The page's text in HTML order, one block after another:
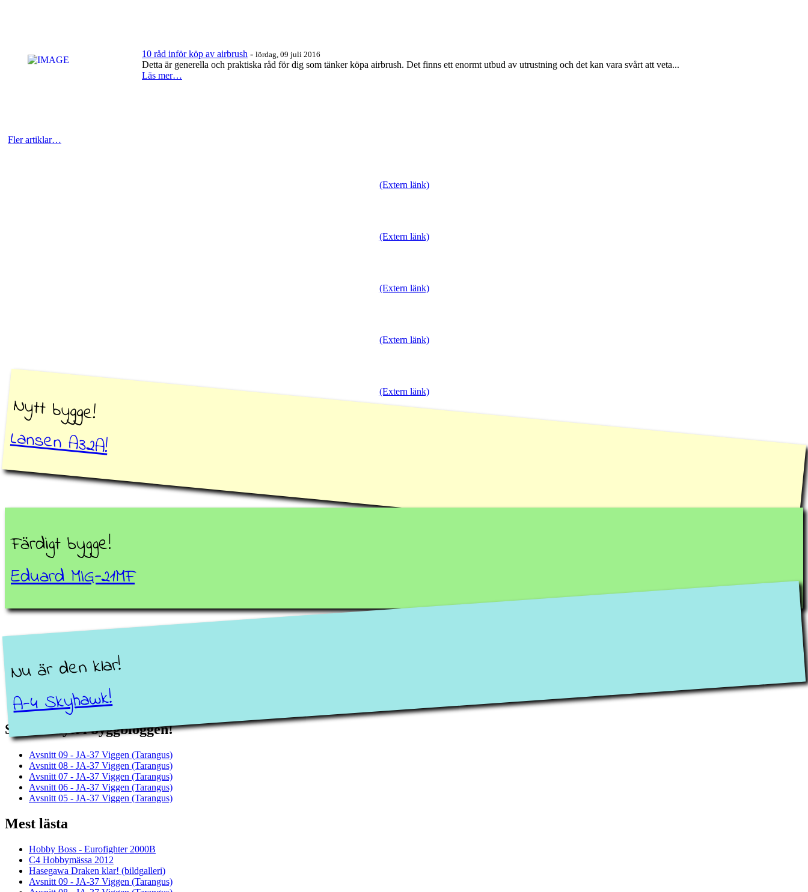
10 råd inför köp av airbrush - lördag, 09 juli 2016
Detta är generella och praktiska råd för dig som tänker köpa airbrush. Det finns ett enormt utbud av utrustning och det kan vara svårt att veta...
Läs mer…
Fler artiklar…
(Extern länk)
(Extern länk)
(Extern länk)
(Extern länk)
(Extern länk)
Nytt bygge!
Lansen A32A!
Färdigt bygge!
Eduard MIG-21MF
Nu är den klar!
A-4 Skyhawk!
Senaste nytt i byggbloggen!
Avsnitt 09 - JA-37 Viggen (Tarangus)
Avsnitt 08 - JA-37 Viggen (Tarangus)
Avsnitt 07 - JA-37 Viggen (Tarangus)
Avsnitt 06 - JA-37 Viggen (Tarangus)
Avsnitt 05 - JA-37 Viggen (Tarangus)
Mest lästa
Hobby Boss - Eurofighter 2000B
C4 Hobbymässa 2012
Hasegawa Draken klar! (bildgalleri)
Avsnitt 09 - JA-37 Viggen (Tarangus)